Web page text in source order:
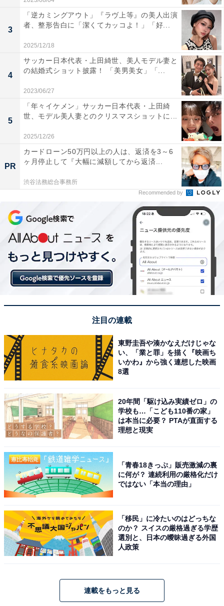
3
「逆カミングアウト」『ラヴ上等』の美人出演
者、整形告白に「潔くてカッコよ！」「好...
2025/12/18
4
サッカー日本代表・上田綺世、美人モデル妻と
の結婚式ショット披露！ 「美男美女」「...
2023/06/27
5
「年々イケメン」サッカー日本代表・上田綺
世、モデル美人妻とのクリスマスショットに...
2025/12/26
PR
カードローン50万円以上の人は、返済を3～6
ヶ月停止して『大幅に減額してから返済...
渋谷法務総合事務所
Recommended by
注目の連載
東野圭吾や湊かなえだけじゃな
い、「業と罪」を描く『映画ち
いかわ』から強く連想した映画
8選
20年間「駆け込み実績ゼロ」の
学校も…「こども110番の家」
は本当に必要？ PTAが直面する
理想と現実
「青春18きっぷ」販売激減の裏
に何が？ 連続利用の厳格化だけ
ではない「本当の理由」
「移民」に冷たいのはどっちな
のか？ スイスの厳格過ぎる学歴
選別と、日本の曖昧過ぎる外国
人政策
連載をもっと見る